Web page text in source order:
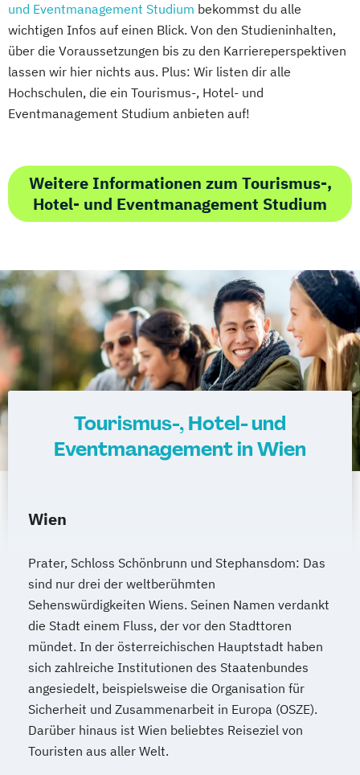
und Eventmanagement Studium bekommst du alle
wichtigen Infos auf einen Blick. Von den Studieninhalten,
über die Voraussetzungen bis zu den Karriereperspektiven
lassen wir hier nichts aus. Plus: Wir listen dir alle
Hochschulen, die ein Tourismus-, Hotel- und
Eventmanagement Studium anbieten auf!
Weitere Informationen zum Tourismus-,
Hotel- und Eventmanagement Studium
Tourismus-, Hotel- und
Eventmanagement in Wien
Wien
Prater, Schloss Schönbrunn und Stephansdom: Das
sind nur drei der weltberühmten
Sehenswürdigkeiten Wiens. Seinen Namen verdankt
die Stadt einem Fluss, der vor den Stadttoren
mündet. In der österreichischen Hauptstadt haben
sich zahlreiche Institutionen des Staatenbundes
angesiedelt, beispielsweise die Organisation für
Sicherheit und Zusammenarbeit in Europa (OSZE).
Darüber hinaus ist Wien beliebtes Reiseziel von
Touristen aus aller Welt.